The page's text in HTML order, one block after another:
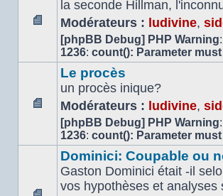
Aucun
message
non
la seconde Hillman,
Modérateurs : ludivine,
[phpBB Debug] PHP Warning
1236: count(): Parameter
Aucun
message
non
Le procès
un procès inique?
Modérateurs : ludivine,
[phpBB Debug] PHP Warning
1236: count(): Parameter
Dominici: Coupable ou
Gaston Dominici était -il
vos hypothèses et analyses